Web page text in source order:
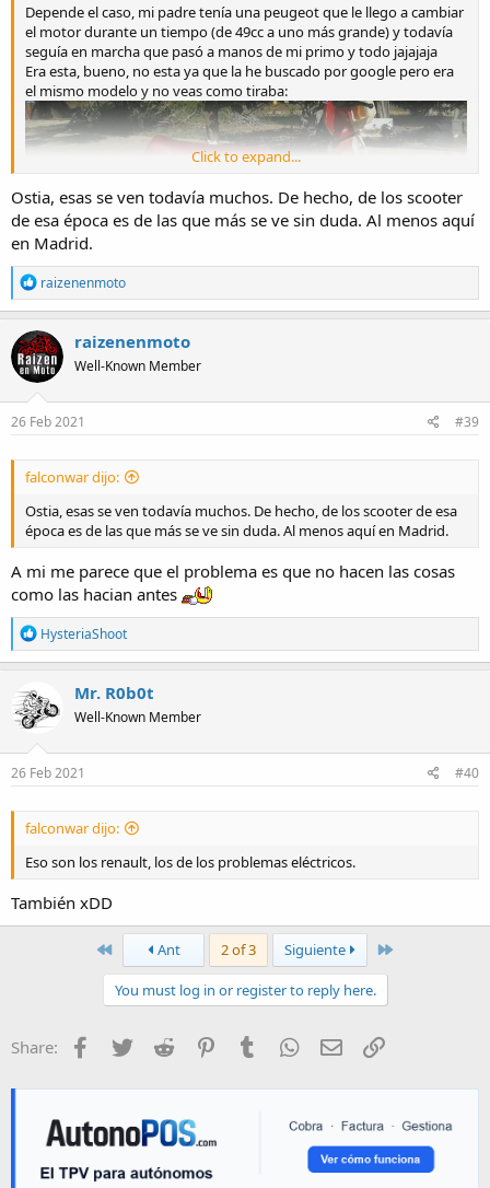
Depende el caso, mi padre tenía una peugeot que le llego a cambiar
el motor durante un tiempo (de 49cc a uno más grande) y todavía
seguía en marcha que pasó a manos de mi primo y todo jajajaja
Era esta, bueno, no esta ya que la he buscado por google pero era
el mismo modelo y no veas como tiraba:
Por cierto, hay motos como Piagio y Aprilia que montan en sus
motos motores chinos.
máximo que pueda, ya iréis viendo como le pasan los años y espero
Click to expand...
Ostia, esas se ven todavía muchos. De hecho, de los scooter
de esa época es de las que más se ve sin duda. Al menos aquí
en Madrid.
R
e
a
c
t
i
o
n
s
raizenenmoto
raizenenmoto
Well-Known Member
26 Feb 2021 #39
falconwar dijo:
Ostia, esas se ven todavía muchos. De hecho, de los scooter de esa
época es de las que más se ve sin duda. Al menos aquí en Madrid.
A mi me parece que el problema es que no hacen las cosas
como las hacian antes
R
e
a
t
i
n
s
HysteriaShoot
Mr. R0b0t
Well-Known Member
26 Feb 2021 #40
falconwar dijo:
Eso son los renault, los de los problemas eléctricos.
También xDD
First Ant 2 of 3 Siguiente Last
You must log in or register to reply here.
Share: Facebook
TwitterReddit PinterestTumblrWhatsApp
E-mailEnlace